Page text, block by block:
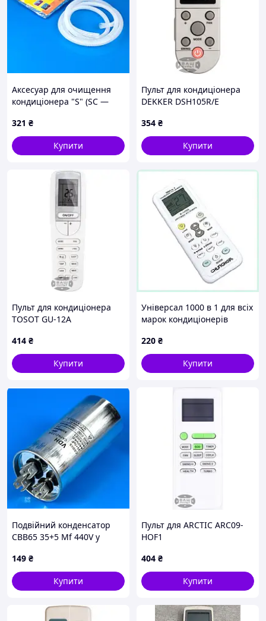
Аксесуар для очищення
кондиціонера "S" (SC —
321 ₴
Купити
Пульт для кондиціонера
DEKKER DSH105R/E
354 ₴
Купити
Пульт для кондиціонера
TOSOT GU-12A
414 ₴
Купити
Універсал 1000 в 1 для всіх
марок кондиціонерів
246T6C010
220 ₴
Купити
Подвійний конденсатор
CBB65 35+5 Mf 440V у
кондиціонера
149 ₴
Купити
Пульт для ARCTIC ARC09-
HOF1
404 ₴
Купити